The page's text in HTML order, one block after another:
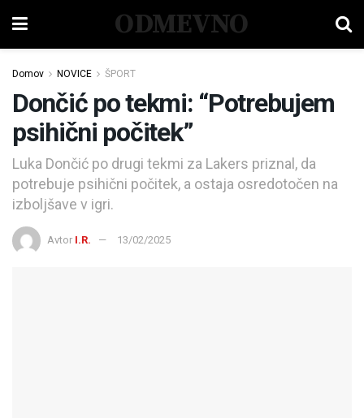
ODMEVNO
Domov NOVICE ŠPORT
Dončić po tekmi: “Potrebujem
psihični počitek”
Luka Dončić po drugi tekmi za Lakers priznal, da
potrebuje psihični počitek, a ostaja osredotočen na
izboljšave v igri.
Avtor I.R. 13/02/2025